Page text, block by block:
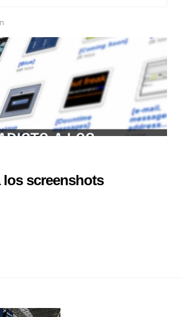
los screenshots